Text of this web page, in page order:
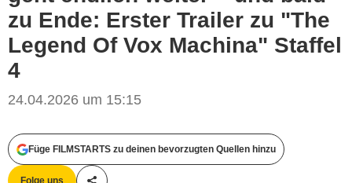
zu Ende: Erster Trailer zu "The
Legend Of Vox Machina" Staffel
4
24.04.2026 um 15:15
Füge FILMSTARTS zu deinen bevorzugten Quellen hinzu
Folge uns